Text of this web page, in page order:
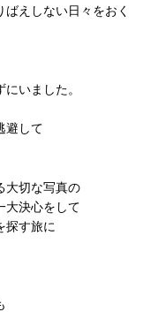
えしない日々をおく
いました。
避して
大切な写真の
大決心をして
探す旅に